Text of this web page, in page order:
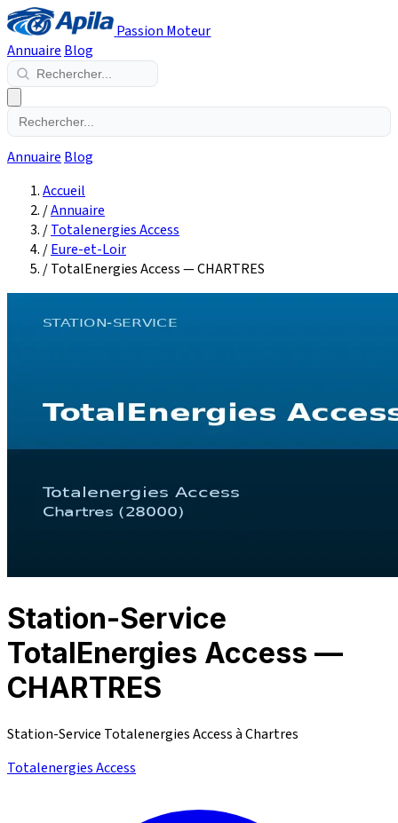
Passion Moteur
Annuaire Blog
Annuaire Blog
Accueil
/Annuaire
/Totalenergies Access
/Eure-et-Loir
/TotalEnergies Access — CHARTRES
Station-Service
TotalEnergies Access —
CHARTRES
Station-Service Totalenergies Access à Chartres
Totalenergies Access